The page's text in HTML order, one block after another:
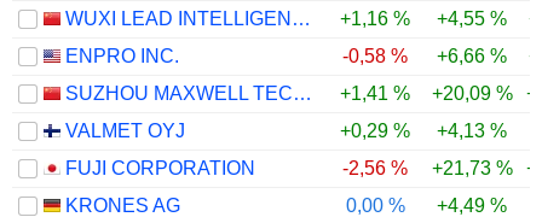
WUXI LEAD INTELLIGENT EQUIPMENT CO.,LTD.
+1,16 % +4,55 %
ENPRO INC.
-0,58 % +6,66 %
SUZHOU MAXWELL TECHNOLOGIES CO., LTD.
+1,41 % +20,09 %
VALMET OYJ
+0,29 % +4,13 %
FUJI CORPORATION
-2,56 % +21,73 %
KRONES AG
0,00 % +4,49 %